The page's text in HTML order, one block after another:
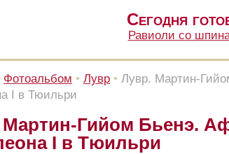
Сегодня
Равиоли со
Фотоальбом • Лувр • Лувр. Мартин-
I в Тюильри
Гийом Бьенэ.
I в Тюильри